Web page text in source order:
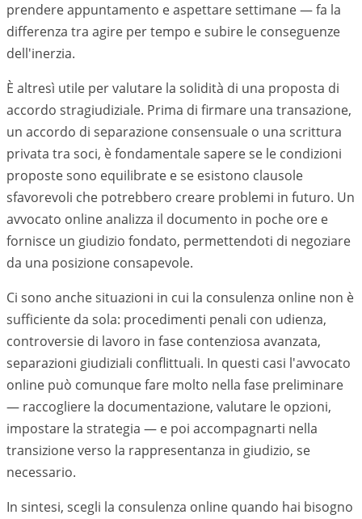
prendere appuntamento e aspettare settimane — fa la
differenza tra agire per tempo e subire le conseguenze
dell'inerzia.
È altresì utile per valutare la solidità di una proposta di
accordo stragiudiziale. Prima di firmare una transazione,
un accordo di separazione consensuale o una scrittura
privata tra soci, è fondamentale sapere se le condizioni
proposte sono equilibrate e se esistono clausole
sfavorevoli che potrebbero creare problemi in futuro. Un
avvocato online analizza il documento in poche ore e
fornisce un giudizio fondato, permettendoti di negoziare
da una posizione consapevole.
Ci sono anche situazioni in cui la consulenza online non è
sufficiente da sola: procedimenti penali con udienza,
controversie di lavoro in fase contenziosa avanzata,
separazioni giudiziali conflittuali. In questi casi l'avvocato
online può comunque fare molto nella fase preliminare
— raccogliere la documentazione, valutare le opzioni,
impostare la strategia — e poi accompagnarti nella
transizione verso la rappresentanza in giudizio, se
necessario.
In sintesi, scegli la consulenza online quando hai bisogno